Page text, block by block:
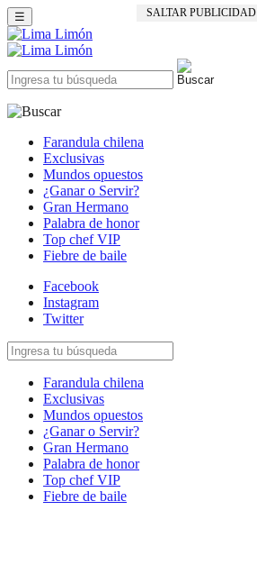
SALTAR PUBLICIDAD
☰
Farandula chilena
Exclusivas
Mundos opuestos
¿Ganar o Servir?
Gran Hermano
Palabra de honor
Top chef VIP
Fiebre de baile
Facebook
Instagram
Twitter
Farandula chilena
Exclusivas
Mundos opuestos
¿Ganar o Servir?
Gran Hermano
Palabra de honor
Top chef VIP
Fiebre de baile